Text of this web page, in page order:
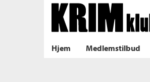
Til forsiden
Hjem Medlemstilbud
TRADISJONELL KRIM
NORDISK KRIM